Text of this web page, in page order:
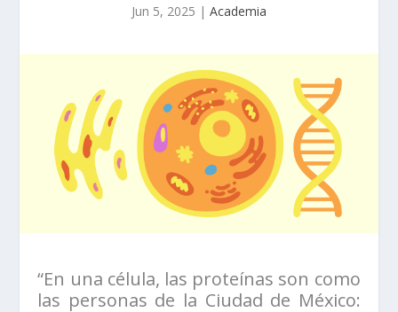
Jun 5, 2025 | Academia
“En una célula, las proteínas son como
las personas de la Ciudad de México: